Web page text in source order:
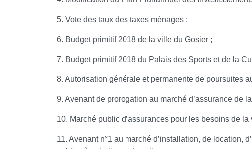
5. Vote des taux des taxes ménages ;
6. Budget primitif 2018 de la ville du Gosier ;
7. Budget primitif 2018 du Palais des Sports et de la
8. Autorisation générale et permanente de poursuites
9. Avenant de prorogation au marché d’assurance de
10. Marché public d’assurances pour les besoins de la
11. Avenant n°1 au marché d’installation, de location,